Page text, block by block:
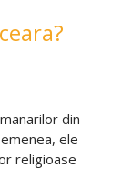
din
ele
religioase